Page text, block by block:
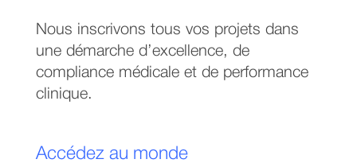
Nous inscrivons tous vos projets dans
une démarche d’excellence, de
compliance médicale et de performance
clinique.
Accédez au monde